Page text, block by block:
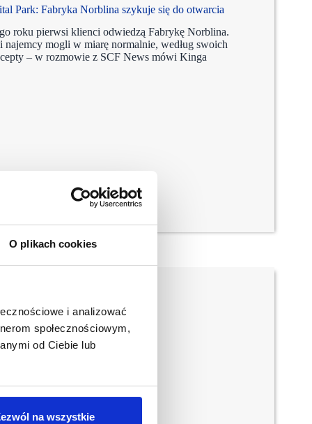
O plikach cookies
i analizować
społecznościowym,
od Ciebie lub
na wszystkie
Park: Fabryka Norblina szykuje się do otwarcia
roku pierwsi klienci odwiedzą Fabrykę Norblina.
najemcy mogli w miarę normalnie, według swoich
– w rozmowie z SCF News mówi Kinga